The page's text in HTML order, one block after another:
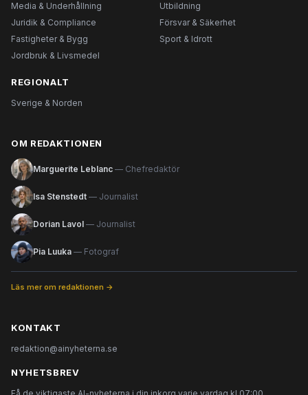
Media & Underhållning
Utbildning
Juridik & Compliance
Försvar & Säkerhet
Fastigheter & Bygg
Sport & Idrott
Jordbruk & Livsmedel
REGIONALT
Sverige & Norden
OM REDAKTIONEN
Marguerite Leblanc — Chefredaktör
Isa Stenstedt — Journalist
Dorian Lavol — Journalist
Pia Luuka — Fotograf
Läs mer om redaktionen →
KONTAKT
redaktion@ainyheterna.se
NYHETSBREV